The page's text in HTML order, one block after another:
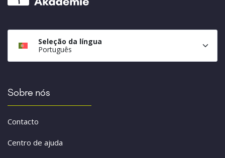
Seleção da língua
Português
Sobre nós
Contacto
Centro de ajuda